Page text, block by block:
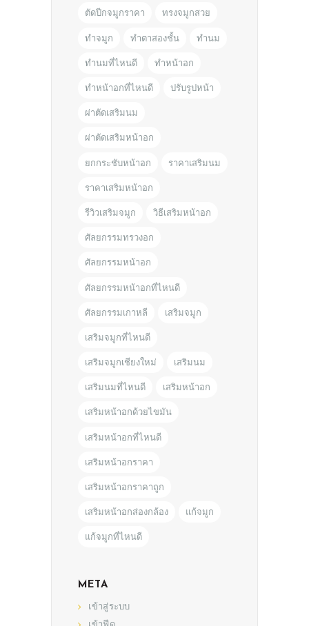
ตัดปีกจมูกราคา ทรงจมูกสวย
ทำจมูก ทำตาสองชั้น ทำนม
ทำนมที่ไหนดี ทำหน้าอก
ทำหน้าอกที่ไหนดี ปรับรูปหน้า
ผ่าตัดเสริมนม
ผ่าตัดเสริมหน้าอก
ยกกระชับหน้าอก ราคาเสริมนม
ราคาเสริมหน้าอก
รีวิวเสริมจมูก วิธีเสริมหน้าอก
ศัลยกรรมทรวงอก
ศัลยกรรมหน้าอก
ศัลยกรรมหน้าอกที่ไหนดี
ศัลยกรรมเกาหลี เสริมจมูก
เสริมจมูกที่ไหนดี
เสริมจมูกเชียงใหม่ เสริมนม
เสริมนมที่ไหนดี เสริมหน้าอก
เสริมหน้าอกด้วยไขมัน
เสริมหน้าอกที่ไหนดี
เสริมหน้าอกราคา
เสริมหน้าอกราคาถูก
เสริมหน้าอกส่องกล้อง แก้จมูก
แก้จมูกที่ไหนดี
META
เข้าสู่ระบบ